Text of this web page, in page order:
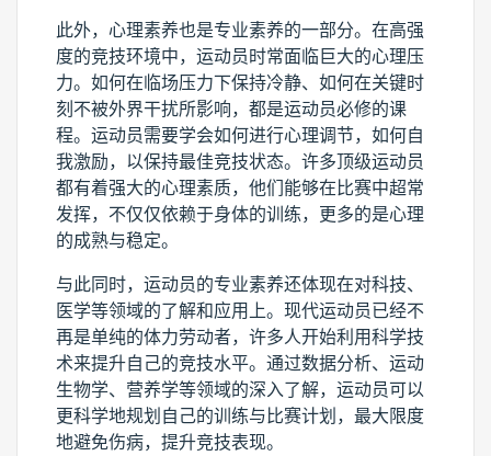
此外，心理素养也是专业素养的一部分。在高强
度的竞技环境中，运动员时常面临巨大的心理压
力。如何在临场压力下保持冷静、如何在关键时
刻不被外界干扰所影响，都是运动员必修的课
程。运动员需要学会如何进行心理调节，如何自
我激励，以保持最佳竞技状态。许多顶级运动员
都有着强大的心理素质，他们能够在比赛中超常
发挥，不仅仅依赖于身体的训练，更多的是心理
的成熟与稳定。
与此同时，运动员的专业素养还体现在对科技、
医学等领域的了解和应用上。现代运动员已经不
再是单纯的体力劳动者，许多人开始利用科学技
术来提升自己的竞技水平。通过数据分析、运动
生物学、营养学等领域的深入了解，运动员可以
更科学地规划自己的训练与比赛计划，最大限度
地避免伤病，提升竞技表现。